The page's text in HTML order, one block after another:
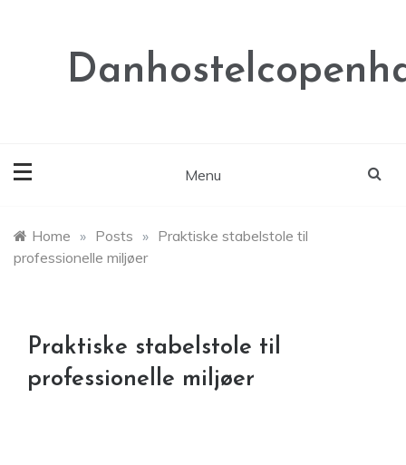
Menu
Home » Posts » Praktiske stabelstole til
professionelle miljøer
Praktiske stabelstole til
professionelle miljøer